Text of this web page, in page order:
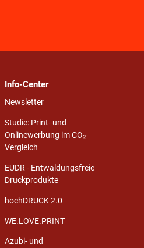
Info-Center
Newsletter
Studie: Print- und
Onlinewerbung im CO₂-
Vergleich
EUDR - Entwaldungsfreie
Druckprodukte
hochDRUCK 2.0
WE.LOVE.PRINT
Azubi- und